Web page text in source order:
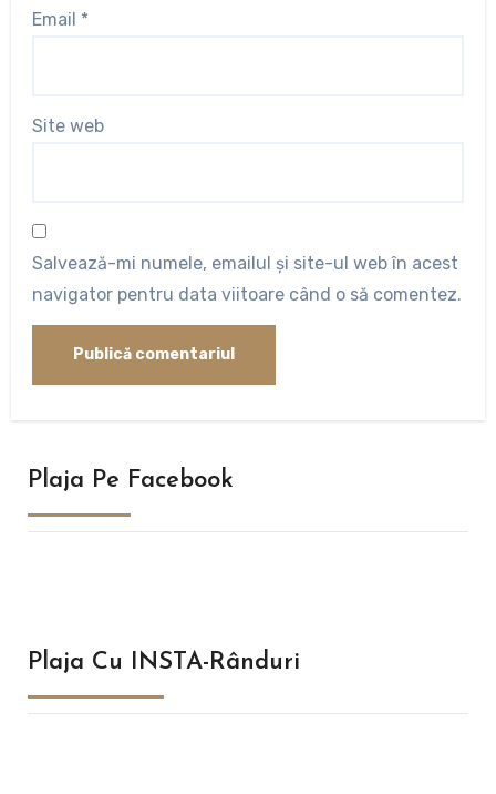
Email *
Site web
Salvează-mi numele, emailul și site-ul web în acest
navigator pentru data viitoare când o să comentez.
Plaja Pe Facebook
Plaja Cu INSTA-Rânduri